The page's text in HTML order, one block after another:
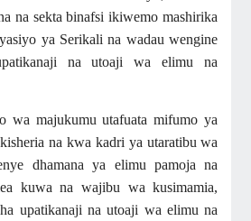
na sekta binafsi ikiwemo mashirika
ya Serikali na wadau wengine
na utoaji wa elimu na
wa majukumu utafuata mifumo ya
na kwa kadri ya utaratibu wa
dhamana ya elimu pamoja na
kuwa na wajibu wa kusimamia,
upatikanaji na utoaji wa elimu na